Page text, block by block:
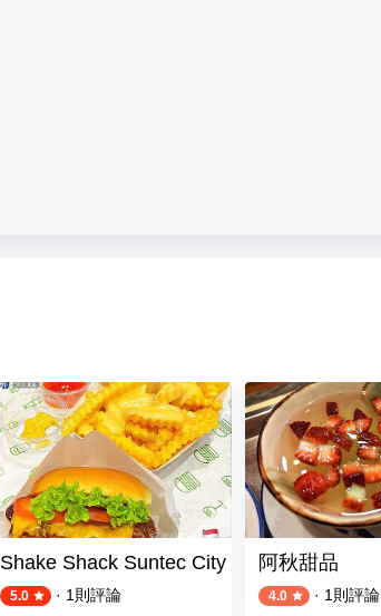
Shake Shack Suntec City
5.0 · 1 則評論
阿秋甜品
4.0 · 1 則評論